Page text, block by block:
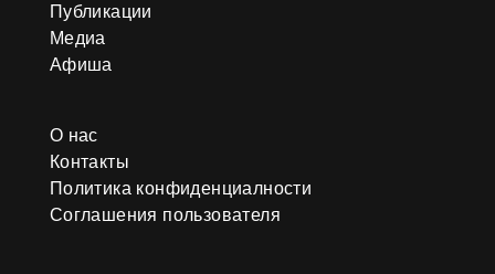
Публикации
Медиа
Афиша
О нас
Контакты
Политика конфиденциалности
Соглашения пользователя